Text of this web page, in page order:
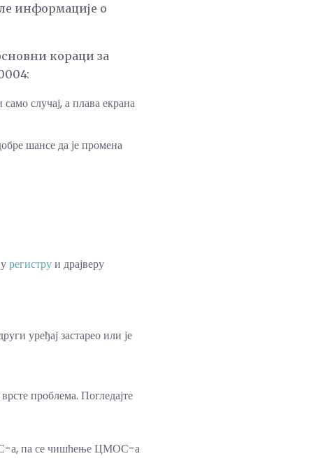
информације о
кораци за
случај, а плава екрана
шансе да је промена
региструи драјверу
уређај застарео или је
проблема. Погледајте
а, па се чишћење ЦМОС-а